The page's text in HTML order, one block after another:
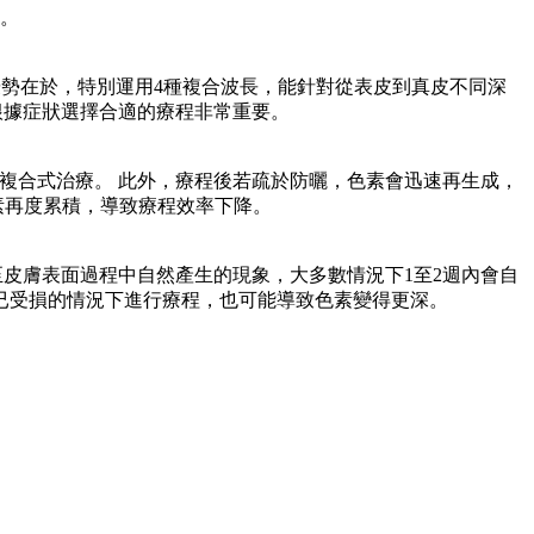
在於，特別運用4種複合波長，能針對從表皮到真皮不同深
症狀選擇合適的療程非常重要。
式治療。 此外，療程後若疏於防曬，色素會迅速再生成，
度累積，導致療程效率下降。
膚表面過程中自然產生的現象，大多數情況下1至2週內會自
損的情況下進行療程，也可能導致色素變得更深。